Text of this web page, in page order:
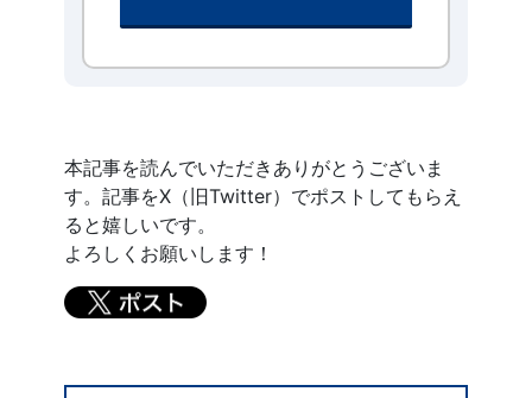
本記事を読んでいただきありがとうございま
す。記事をX（旧Twitter）でポストしてもらえ
ると嬉しいです。
よろしくお願いします！